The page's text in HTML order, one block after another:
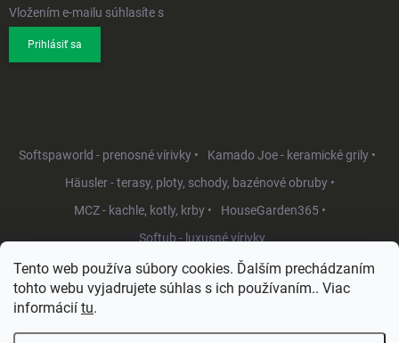
Tento web používa súbory cookies. Ďalším prechádzaním
tohto webu vyjadrujete súhlas s ich používaním.. Viac
informácií tu.
Vložením e-mailu súhlasíte s
Prihlásiť sa
Softspaworld - prenosné vírivky •
Kamado Joe - keramické grily •
Häusler - terasy, ploty, schody, bazénové obruby •
MCZ - kachle, kotly, krby •
HouseGarden365 •
Softub - luxusné vírivky